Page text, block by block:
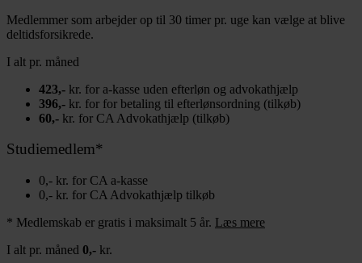
Medlemmer som arbejder op til 30 timer pr. uge kan vælge at blive
deltidsforsikrede.
I alt pr. måned
423,- kr. for a-kasse uden efterløn og advokathjælp
396,- kr. for for betaling til efterlønsordning (tilkøb)
60,- kr. for CA Advokathjælp (tilkøb)
Studiemedlem*
0,- kr. for CA a-kasse
0,- kr. for CA Advokathjælp tilkøb
* Medlemskab er gratis i maksimalt 5 år. Læs mere
I alt pr. måned 0,- kr.